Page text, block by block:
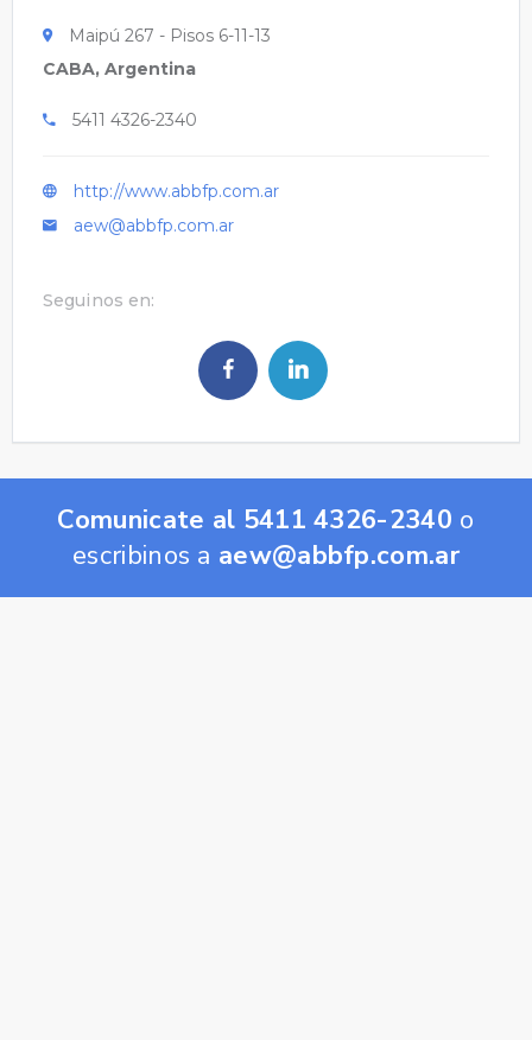
Maipú 267 - Pisos 6-11-13
CABA, Argentina
5411 4326-2340
http://www.abbfp.com.ar
aew@abbfp.com.ar
Seguinos en:
Comunicate al 5411 4326-2340 o
escribinos a aew@abbfp.com.ar